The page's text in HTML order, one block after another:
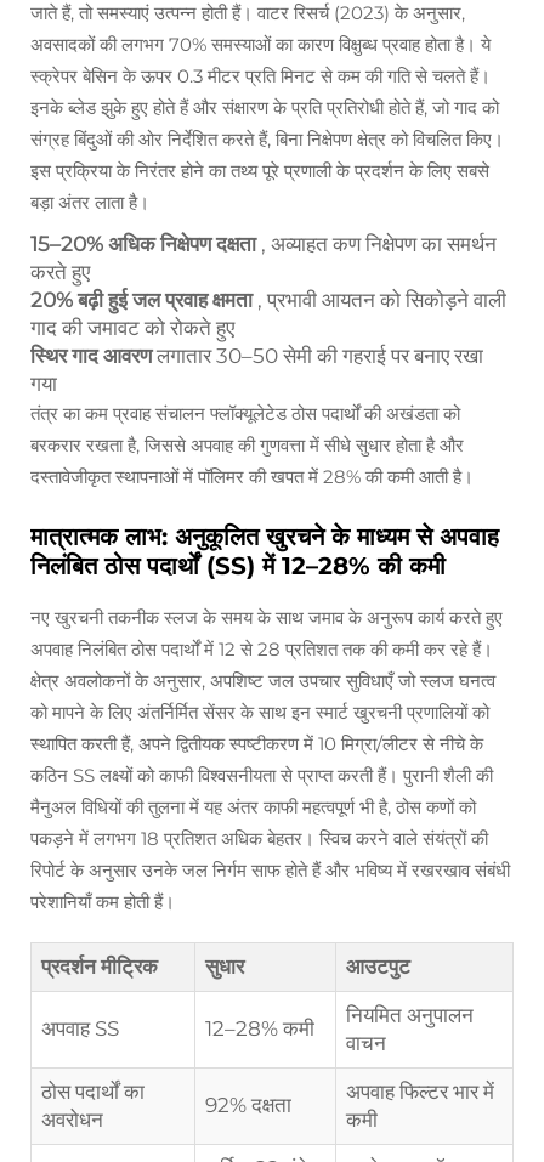
जाते हैं, तो समस्याएं उत्पन्न होती हैं। वाटर रिसर्च (2023) के अनुसार,
अवसादकों की लगभग 70% समस्याओं का कारण विक्षुब्ध प्रवाह होता है। ये
स्क्रेपर बेसिन के ऊपर 0.3 मीटर प्रति मिनट से कम की गति से चलते हैं।
इनके ब्लेड झुके हुए होते हैं और संक्षारण के प्रति प्रतिरोधी होते हैं, जो गाद को
संग्रह बिंदुओं की ओर निर्देशित करते हैं, बिना निक्षेपण क्षेत्र को विचलित किए।
इस प्रक्रिया के निरंतर होने का तथ्य पूरे प्रणाली के प्रदर्शन के लिए सबसे
बड़ा अंतर लाता है।
15–20% अधिक निक्षेपण दक्षता , अव्याहत कण निक्षेपण का समर्थन
करते हुए
20% बढ़ी हुई जल प्रवाह क्षमता , प्रभावी आयतन को सिकोड़ने वाली
गाद की जमावट को रोकते हुए
स्थिर गाद आवरणलगातार 30–50 सेमी की गहराई पर बनाए रखा
गया
तंत्र का कम प्रवाह संचालन फ्लॉक्यूलेटेड ठोस पदार्थों की अखंडता को
बरकरार रखता है, जिससे अपवाह की गुणवत्ता में सीधे सुधार होता है और
दस्तावेजीकृत स्थापनाओं में पॉलिमर की खपत में 28% की कमी आती है।
मात्रात्मक लाभ: अनुकूलित खुरचने के माध्यम से अपवाह
निलंबित ठोस पदार्थों (SS) में 12–28% की कमी
नए खुरचनी तकनीक स्लज के समय के साथ जमाव के अनुरूप कार्य करते हुए
अपवाह निलंबित ठोस पदार्थों में 12 से 28 प्रतिशत तक की कमी कर रहे हैं।
क्षेत्र अवलोकनों के अनुसार, अपशिष्ट जल उपचार सुविधाएँ जो स्लज घनत्व
को मापने के लिए अंतर्निर्मित सेंसर के साथ इन स्मार्ट खुरचनी प्रणालियों को
स्थापित करती हैं, अपने द्वितीयक स्पष्टीकरण में 10 मिग्रा/लीटर से नीचे के
कठिन SS लक्ष्यों को काफी विश्वसनीयता से प्राप्त करती हैं। पुरानी शैली की
मैनुअल विधियों की तुलना में यह अंतर काफी महत्वपूर्ण भी है, ठोस कणों को
पकड़ने में लगभग 18 प्रतिशत अधिक बेहतर। स्विच करने वाले संयंत्रों की
रिपोर्ट के अनुसार उनके जल निर्गम साफ होते हैं और भविष्य में रखरखाव संबंधी
परेशानियाँ कम होती हैं।
प्रदर्शन मीट्रिक सुधार आउटपुट
अपवाह SS 12–28% कमी
नियमित अनुपालन
वाचन
ठोस पदार्थों का
अवरोधन
92% दक्षता
अपवाह फिल्टर भार में
कमी